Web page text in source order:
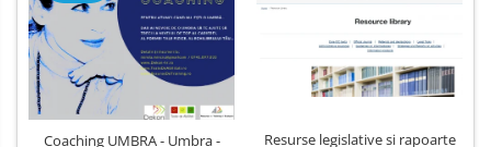
Coaching UMBRA - Umbra -
Resurse legislative si rapoarte